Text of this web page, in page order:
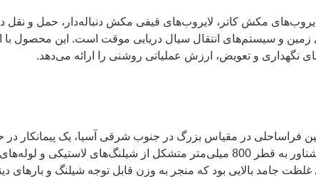
مکش کاتر، لایروب‌های قیفی مکش دنباله‌دار، حمل و
زمین و سیستم‌های انتقال سیال دریایی موقت است. این محصول با
نگهداری و تعویض، ارزش عملیاتی روشنی را ارائه می‌دهد.
فراساحلی در مقیاس بزرگ در جنوب شرقی آسیا، یک پیمانکار در
مجهز به یک خط لوله تخلیه شناور به قطر 800 میلی‌متر متشکل از شیلنگ‌های
جامد بالایی بود که منجر به وزن قابل توجه شیلنگ و بارهای